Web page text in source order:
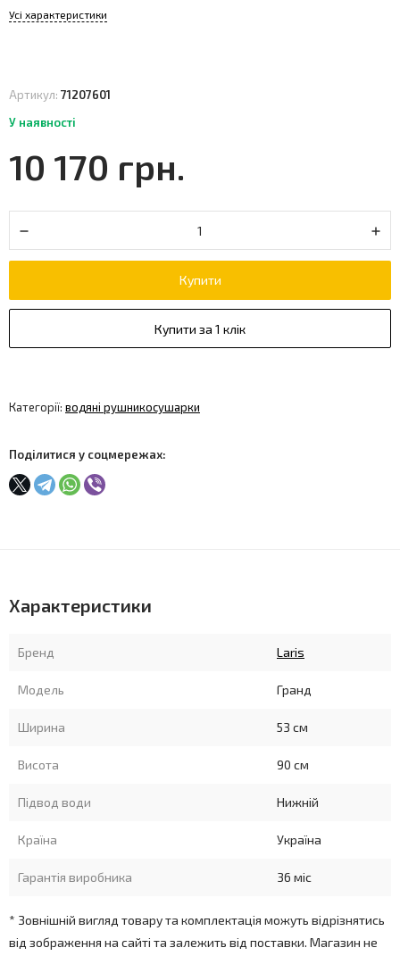
Усі характеристики
Артикул: 71207601
У наявності
10 170 грн.
Купити
Купити за 1 клік
Категорії: водяні рушникосушарки
Поділитися у соцмережах:
Характеристики
Бренд Laris
Модель Гранд
Ширина 53 см
Висота 90 см
Підвод води Нижній
Країна Україна
Гарантія виробника 36 міс
* Зовнішній вигляд товару та комплектація можуть відрізнятись
від зображення на сайті та залежить від поставки. Магазин не